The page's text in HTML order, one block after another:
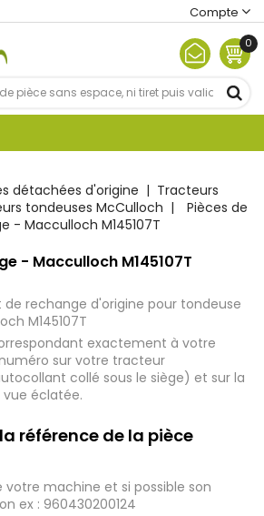
Compte
0
détachées d'origine
Tracteurs
tondeuses McCulloch
Pièces de
- Macculloch M145107T
- Macculloch M145107T
rechange d'origine pour tondeuse
M145107T
exactement à votre
sur votre tracteur
collé sous le siège) et sur la
éclatée.
référence de la pièce
votre machine et si possible son
ex : 960430200124